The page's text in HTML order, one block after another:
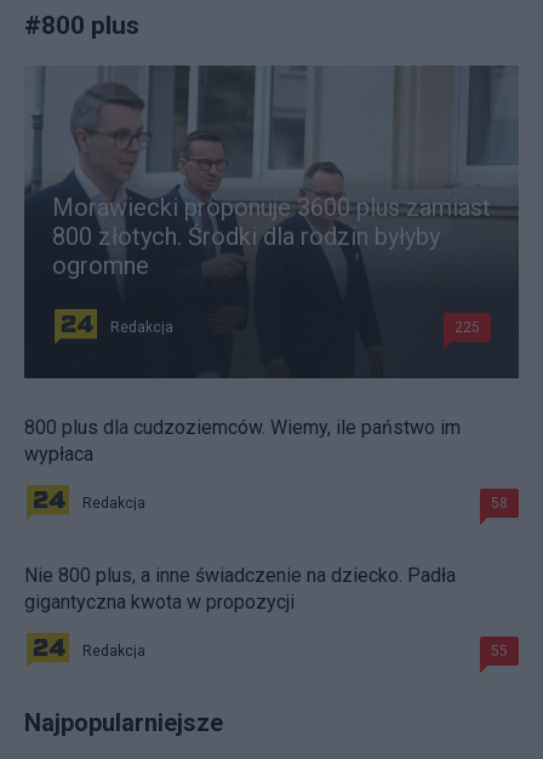
#800 plus
Morawiecki proponuje 3600 plus zamiast
800 złotych. Środki dla rodzin byłyby
ogromne
Redakcja 225
800 plus dla cudzoziemców. Wiemy, ile państwo im
wypłaca
Redakcja 58
Nie 800 plus, a inne świadczenie na dziecko. Padła
gigantyczna kwota w propozycji
Redakcja 55
Najpopularniejsze